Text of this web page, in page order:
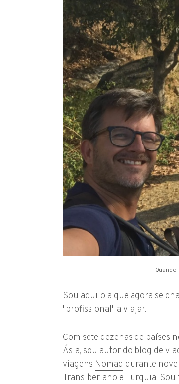
Sou aquilo a que agora se
"profissional" a viajar.
Com sete dezenas de países
Ásia, sou autor do blog de
viagens Nomad durante
Transiberiano e Turquia.